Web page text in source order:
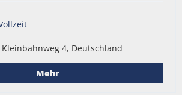
4, Deutschland
Mehr